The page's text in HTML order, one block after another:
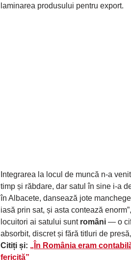
laminarea produsului pentru export.
Integrarea la locul de muncă n-a
timp și răbdare, dar satul în sine i-a
în Albacete, dansează jote
iasă prin sat, și asta contează
locuitori ai satului sunt români — o
absorbit, discret și fără titluri de
Citiți și: „În România eram
fericită”